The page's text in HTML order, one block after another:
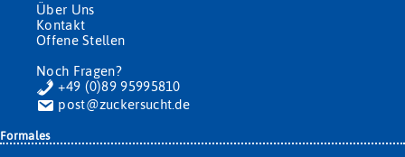
Über Uns
Kontakt
Offene Stellen
Noch Fragen?
+49 (0)89 95995810
post@zuckersucht.de
Formales